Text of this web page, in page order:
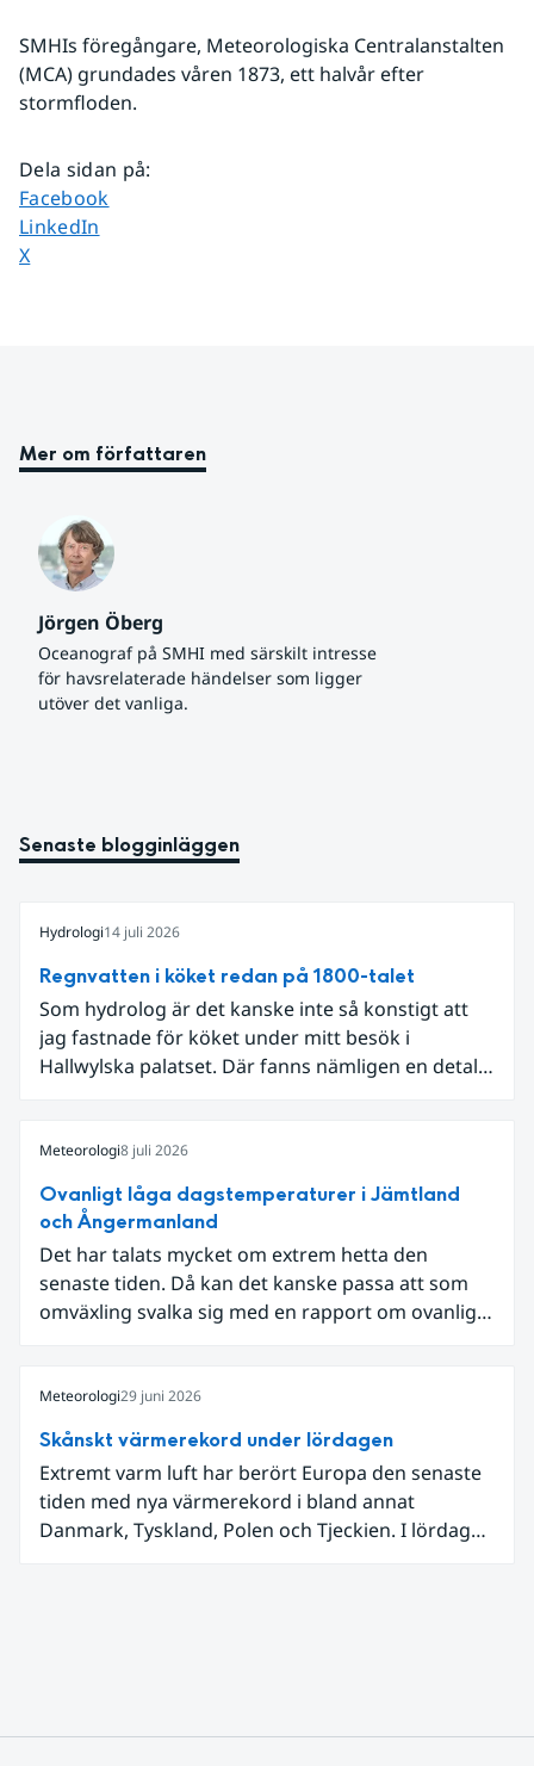
SMHIs föregångare, Meteorologiska Centralanstalten
(MCA) grundades våren 1873, ett halvår efter
stormfloden.
Dela sidan på:
Dela sidan på
Facebook
Dela sidan på
LinkedIn
Dela sidan på
X
Mer om författaren
Jörgen Öberg
Oceanograf på SMHI med särskilt intresse
för havsrelaterade händelser som ligger
utöver det vanliga.
Senaste blogginläggen
Hydrologi14 juli 2026
Regnvatten i köket redan på 1800-talet
Som hydrolog är det kanske inte så konstigt att
jag fastnade för köket under mitt besök i
Hallwylska palatset. Där fanns nämligen en detalj
Meteorologi8 juli 2026
Ovanligt låga dagstemperaturer i Jämtland
och Ångermanland
Det har talats mycket om extrem hetta den
senaste tiden. Då kan det kanske passa att som
omväxling svalka sig med en rapport om ovanligt
Meteorologi29 juni 2026
Skånskt värmerekord under lördagen
Extremt varm luft har berört Europa den senaste
tiden med nya värmerekord i bland annat
Danmark, Tyskland, Polen och Tjeckien. I lördags